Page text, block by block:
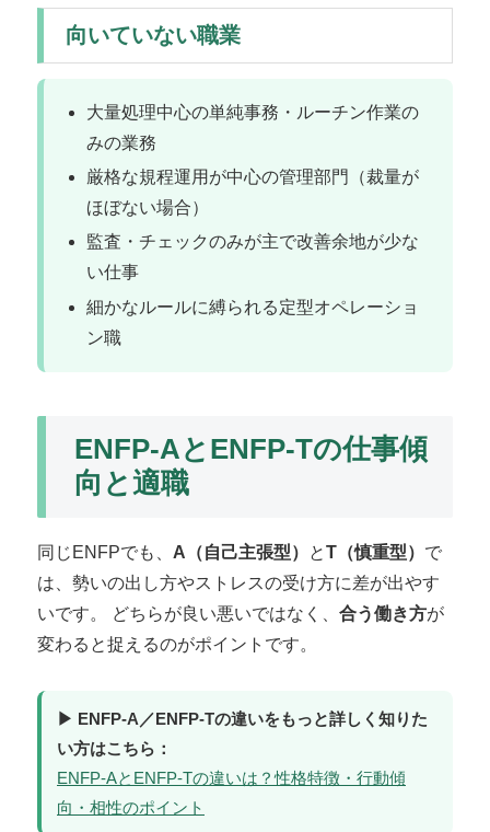
向いていない職業
大量処理中心の単純事務・ルーチン作業の
みの業務
厳格な規程運用が中心の管理部門（裁量が
ほぼない場合）
監査・チェックのみが主で改善余地が少な
い仕事
細かなルールに縛られる定型オペレーショ
ン職
ENFP-AとENFP-Tの仕事傾
向と適職
同じENFPでも、 A（自己主張型） とT（慎重型） で
は、勢いの出し方やストレスの受け方に差が出やす
いです。 どちらが良い悪いではなく、 合う働き方が
変わると捉えるのがポイントです。
▶ ENFP-A／ENFP-Tの違いをもっと詳しく知りた
い方はこちら：
ENFP-AとENFP-Tの違いは？性格特徴・行動傾
向・相性のポイント